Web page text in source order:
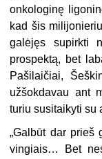
onkologinę
kad šis
galėjęs supirkti
prospektą, bet
Pašilaičiai,
užšokdavau ant
turiu susitaikyti su
„Galbūt dar prieš
vingiais… Bet